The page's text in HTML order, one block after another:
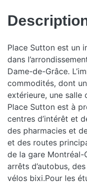
Place Sutton est un
dans
Dame-de-Grâce.
commodités, dont
extérieure, une salle
Place Sutton est à
centres d’intérêt et
des pharmacies et
et des routes
de la gare Montréal-
arrêts d’autobus,
vélos bixi.Pour les